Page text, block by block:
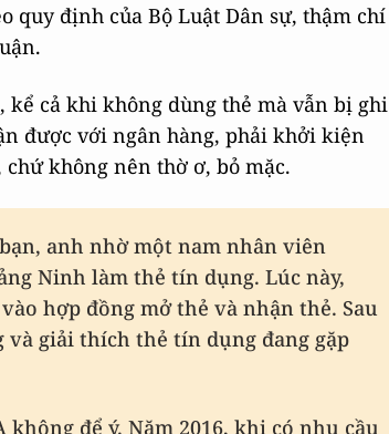
quy định của Bộ Luật Dân sự, thậm chí
cả khi không dùng thẻ mà vẫn bị ghi
được với ngân hàng, phải khởi kiện
không nên thờ ơ, bỏ mặc.
anh nhờ một nam nhân viên
Ninh làm thẻ tín dụng. Lúc này,
hợp đồng mở thẻ và nhận thẻ. Sau
giải thích thẻ tín dụng đang gặp
để ý. Năm 2016, khi có nhu cầu